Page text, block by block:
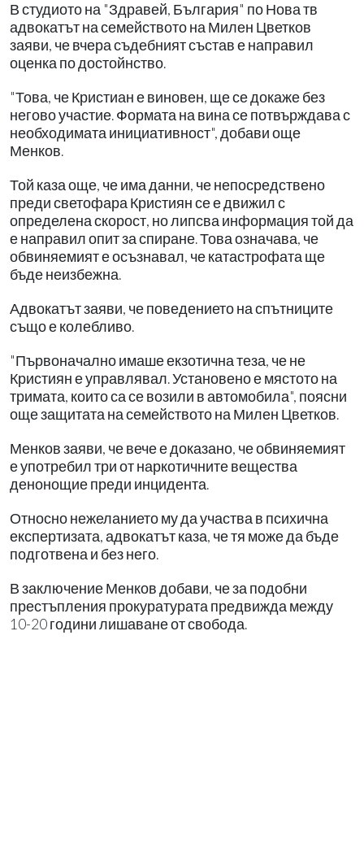
В студиото на "Здравей, България" по Нова тв
адвокатът на семейството на Милен Цветков
заяви, че вчера съдебният състав е направил
оценка по достойнство.
"Това, че Кристиан е виновен, ще се докаже без
негово участие. Формата на вина се потвърждава с
необходимата инициативност", добави още
Менков.
Той каза още, че има данни, че непосредствено
преди светофара Кристиян се е движил с
определена скорост, но липсва информация той да
е направил опит за спиране. Това означава, че
обвиняемият е осъзнавал, че катастрофата ще
бъде неизбежна.
Адвокатът заяви, че поведението на спътниците
също е колебливо.
"Първоначално имаше екзотична теза, че не
Кристиян е управлявал. Установено е мястото на
тримата, които са се возили в автомобила", поясни
още защитата на семейството на Милен Цветков.
Менков заяви, че вече е доказано, че обвиняемият
е употребил три от наркотичните вещества
денонощие преди инцидента.
Относно нежеланието му да участва в психична
експертизата, адвокатът каза, че тя може да бъде
подготвена и без него.
В заключение Менков добави, че за подобни
престъпления прокуратурата предвижда между
10-20 години лишаване от свобода.